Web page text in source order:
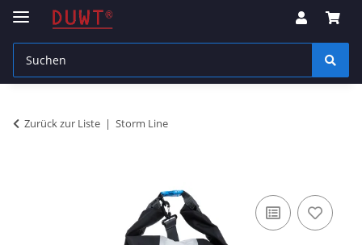
Zurück zur Liste Storm Line